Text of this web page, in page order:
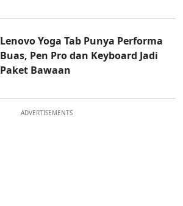
Lenovo Yoga Tab Punya Performa
Buas, Pen Pro dan Keyboard Jadi
Paket Bawaan
ADVERTISEMENTS